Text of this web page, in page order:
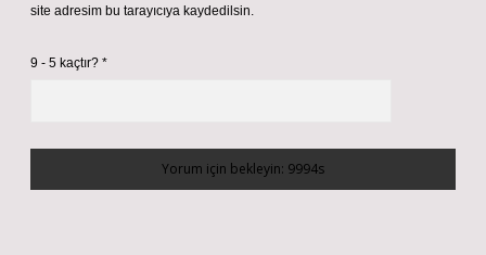
site adresim bu tarayıcıya kaydedilsin.
9 - 5 kaçtır? *